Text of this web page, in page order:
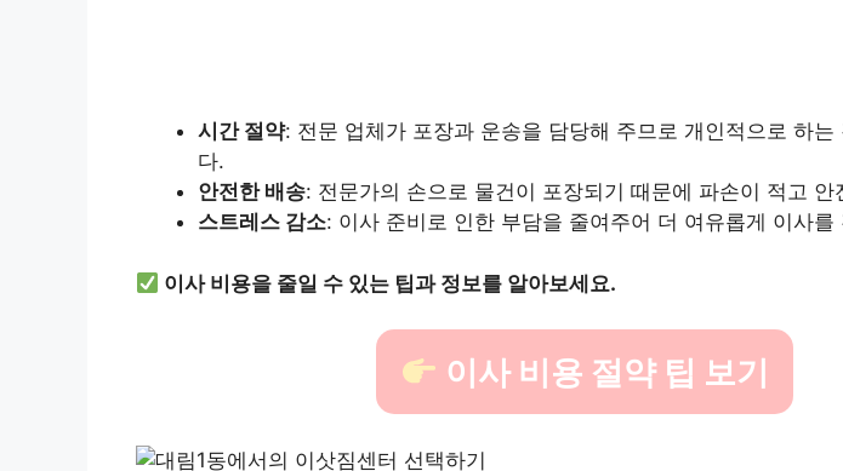
시간 절약: 전문 업체가 포장과 운송을 담당해 주므로 개인적으로 하는
다.
안전한 배송: 전문가의 손으로 물건이 포장되기 때문에 파손이 적고 안
스트레스 감소: 이사 준비로 인한 부담을 줄여주어 더 여유롭게 이사를
이사 비용을 줄일 수 있는 팁과 정보를 알아보세요.
이사 비용 절약 팁 보기